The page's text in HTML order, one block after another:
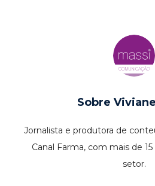
Sobre
Jornalista e produtora de
Canal Farma, com mais de
setor.